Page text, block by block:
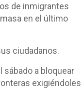
de inmigrantes
en el último
ciudadanos.
sábado a bloquear
exigiéndoles